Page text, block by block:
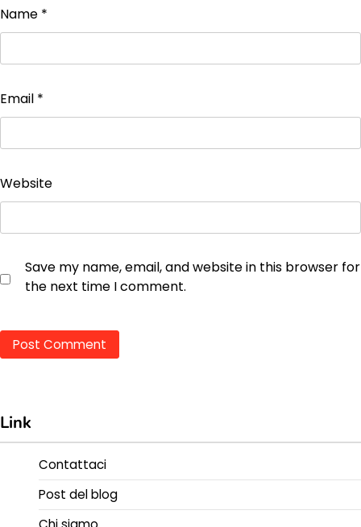
Name *
Email *
Website
Save my name, email, and website in this browser for
the next time I comment.
Link
Contattaci
Post del blog